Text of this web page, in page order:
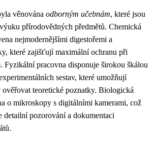
věnována odborným učebnám, které jsou
přírodovědných předmětů. Chemická
nejmodernějšími digestořemi a
které zajišťují maximální ochranu při
Fyzikální pracovna disponuje širokou škálou
sestav, které umožňují
teoretické poznatky. Biologická
o mikroskopy s digitálními kamerami, což
detailní pozorování a dokumentaci